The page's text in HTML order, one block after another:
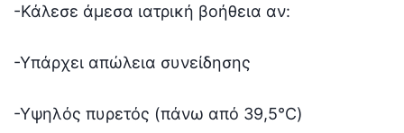
-Κάλεσε άμεσα ιατρική βοήθεια αν:
-Υπάρχει απώλεια συνείδησης
-Υψηλός πυρετός (πάνω από 39,5°C)